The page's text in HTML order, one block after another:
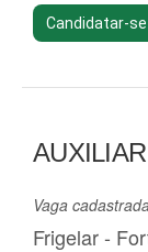
Candidatar-se
Vaga
Frigelar -